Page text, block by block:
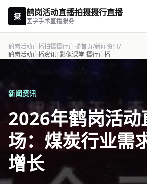
摄 鹤岗活动直播拍摄摄行直播
医学手术直播服务
鹤岗活动直播拍摄摄行直播首页/新闻资讯/
鹤岗活动直播资讯|影像课堂-摄行直播
新闻资讯
2026年鹤岗活动
场：煤炭行业需
增长